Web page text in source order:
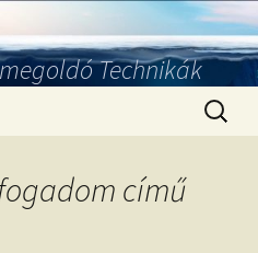
Technikák
című